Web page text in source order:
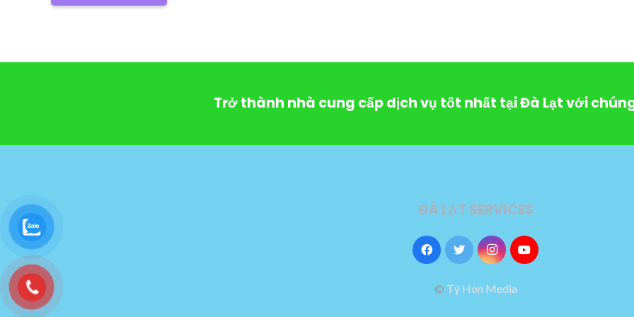
Trở thành nhà cung cấp dịch vụ tốt nhất tại Đà Lạt với
ĐÀ LẠT SERVICES
© Tý Hon Media